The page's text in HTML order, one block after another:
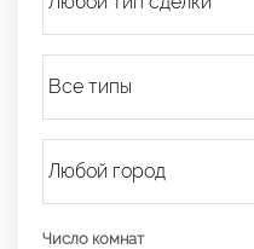
Число комнат